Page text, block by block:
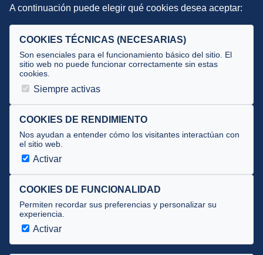
Selecciones
Tecnificación
JUECES Y OFICIALES
Documentos
Cursos
Circulares oficiales
Convocatorias y Equipaciones
Av. José Atarés 101, semisótano. 50018 Zaragoza
A continuación puede elegir qué cookies desea aceptar:
COOKIES TÉCNICAS (NECESARIAS)
Son esenciales para el funcionamiento básico del sitio. El
sitio web no puede funcionar correctamente sin estas
cookies.
Siempre activas
COOKIES DE RENDIMIENTO
Nos ayudan a entender cómo los visitantes interactúan con
el sitio web.
Activar
COOKIES DE FUNCIONALIDAD
Permiten recordar sus preferencias y personalizar su
experiencia.
Activar